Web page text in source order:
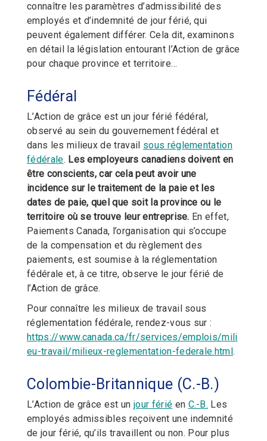
connaître les paramètres d’admissibilité des
employés et d’indemnité de jour férié, qui
peuvent également différer. Cela dit, examinons
en détail la législation entourant l’Action de grâce
pour chaque province et territoire…
Fédéral
L’Action de grâce est un jour férié fédéral,
observé au sein du gouvernement fédéral et
dans les milieux de travail sous réglementation
fédérale. Les employeurs canadiens doivent en
être conscients, car cela peut avoir une
incidence sur le traitement de la paie et les
dates de paie, quel que soit la province ou le
territoire où se trouve leur entreprise. En effet,
Paiements Canada, l’organisation qui s’occupe
de la compensation et du règlement des
paiements, est soumise à la réglementation
fédérale et, à ce titre, observe le jour férié de
l’Action de grâce.
Pour connaître les milieux de travail sous
réglementation fédérale, rendez-vous sur :
https://www.canada.ca/fr/services/emplois/mili
eu-travail/milieux-reglementation-federale.html.
Colombie-Britannique (C.-B.)
L’Action de grâce est unjour férié en C.-B. Les
employés admissibles reçoivent une indemnité
de jour férié, qu’ils travaillent ou non. Pour plus